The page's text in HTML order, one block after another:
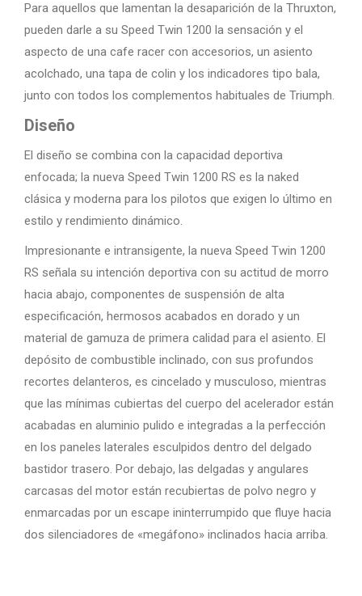
Para aquellos que lamentan la desaparición de la Thruxton,
pueden darle a su Speed Twin 1200 la sensación y el
aspecto de una cafe racer con accesorios, un asiento
acolchado, una tapa de colin y los indicadores tipo bala,
junto con todos los complementos habituales de Triumph.
Diseño
El diseño se combina con la capacidad deportiva
enfocada; la nueva Speed Twin 1200 RS es la naked
clásica y moderna para los pilotos que exigen lo último en
estilo y rendimiento dinámico.
Impresionante e intransigente, la nueva Speed Twin 1200
RS señala su intención deportiva con su actitud de morro
hacia abajo, componentes de suspensión de alta
especificación, hermosos acabados en dorado y un
material de gamuza de primera calidad para el asiento. El
depósito de combustible inclinado, con sus profundos
recortes delanteros, es cincelado y musculoso, mientras
que las mínimas cubiertas del cuerpo del acelerador están
acabadas en aluminio pulido e integradas a la perfección
en los paneles laterales esculpidos dentro del delgado
bastidor trasero. Por debajo, las delgadas y angulares
carcasas del motor están recubiertas de polvo negro y
enmarcadas por un escape ininterrumpido que fluye hacia
dos silenciadores de «megáfono» inclinados hacia arriba.